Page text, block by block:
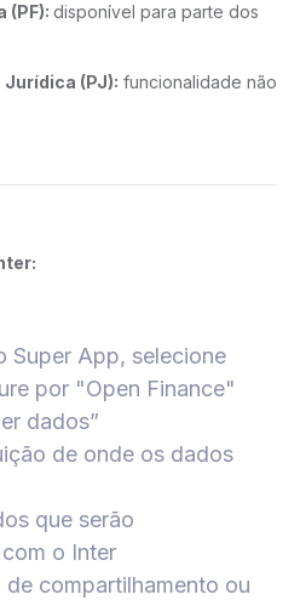
(PF): disponível para parte dos
Jurídica (PJ): funcionalidade não
Super App, selecione
por "Open Finance"
dados”
de onde os dados
que serão
o Inter
compartilhamento ou